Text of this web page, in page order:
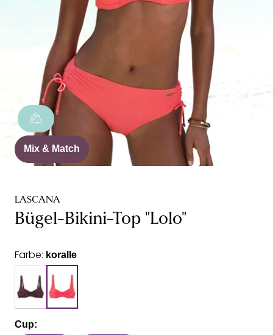
Mix & Match
LASCANA
Bügel-Bikini-Top "Lolo"
Farbe: koralle
Cup: